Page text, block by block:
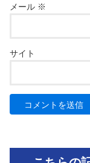
メール ※
サイト